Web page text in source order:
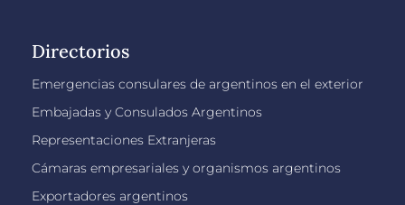
Directorios
Emergencias consulares de argentinos en el exterior
Embajadas y Consulados Argentinos
Representaciones Extranjeras
Cámaras empresariales y organismos argentinos
Exportadores argentinos